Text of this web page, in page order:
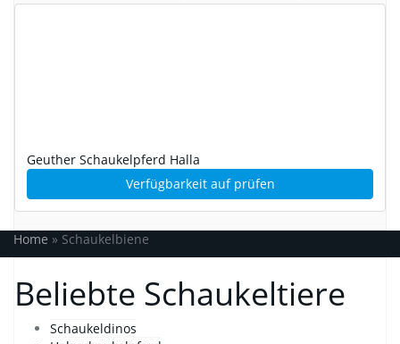
Geuther Schaukelpferd Halla
Verfügbarkeit auf prüfen
Home » Schaukelbiene
Beliebte Schaukeltiere
Schaukeldinos